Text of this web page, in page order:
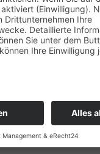
beim
und kompetente
ich sehr zu